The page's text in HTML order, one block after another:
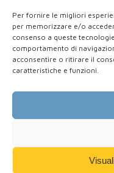
Per fornire le migliori
per memorizzare e/o
consenso a queste
comportamento di
acconsentire o ritirare il
caratteristiche e funzioni.
P.IVA: IT
PEC: